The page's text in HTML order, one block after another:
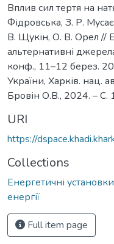
Вплив сил тертя на
Фідровська, З. Р.
В. Щукін, О. В. Орел //
альтернативні
конф., 11–12 берез.
України, Харків. нац.
Бровін О.В., 2024. – С.
URI
https://
Collections
Енергетичні
енергії
Full item page